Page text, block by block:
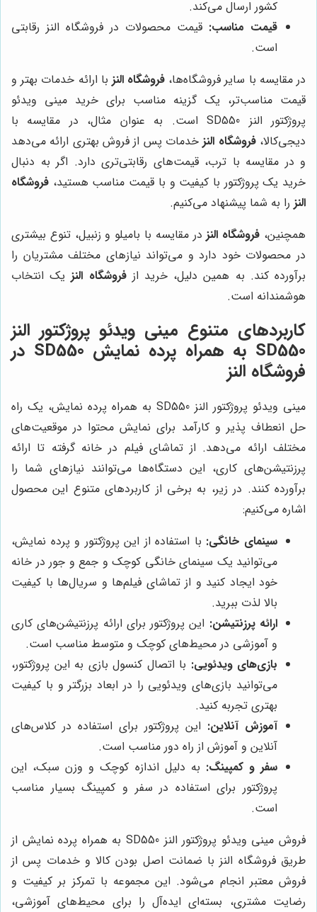
کشور ارسال می‌کند.
قیمت مناسب: قیمت محصولات در فروشگاه النز رقابتی
است.
در مقایسه با سایر فروشگاه‌ها، فروشگاه النز با ارائه خدمات بهتر و
قیمت مناسب‌تر، یک گزینه مناسب برای خرید مینی ویدئو
پروژکتور النز SD550 است. به عنوان مثال، در مقایسه با
دیجی‌کالا،فروشگاه النز خدمات پس از فروش بهتری ارائه می‌دهد
و در مقایسه با ترب، قیمت‌های رقابتی‌تری دارد. اگر به دنبال
خرید یک پروژکتور با کیفیت و با قیمت مناسب هستید، فروشگاه
النز را به شما پیشنهاد می‌کنیم.
همچنین، فروشگاه النز در مقایسه با بامیلو و زنبیل، تنوع بیشتری
در محصولات خود دارد و می‌تواند نیازهای مختلف مشتریان را
برآورده کند. به همین دلیل، خرید ازفروشگاه النز یک انتخاب
هوشمندانه است.
کاربردهای متنوع مینی ویدئو پروژکتور النز
SD550 به همراه پرده نمایش SD550 در
فروشگاه النز
مینی ویدئو پروژکتور النز SD550 به همراه پرده نمایش، یک راه
حل انعطاف پذیر و کارآمد برای نمایش محتوا در موقعیت‌های
مختلف ارائه می‌دهد. از تماشای فیلم در خانه گرفته تا ارائه
پرزنتیشن‌های کاری، این دستگاه‌ها می‌توانند نیازهای شما را
برآورده کنند. در زیر، به برخی از کاربردهای متنوع این محصول
اشاره می‌کنیم:
سینمای خانگی: با استفاده از این پروژکتور و پرده نمایش،
می‌توانید یک سینمای خانگی کوچک و جمع و جور در خانه
خود ایجاد کنید و از تماشای فیلم‌ها و سریال‌ها با کیفیت
بالا لذت ببرید.
ارائه پرزنتیشن: این پروژکتور برای ارائه پرزنتیشن‌های کاری
و آموزشی در محیط‌های کوچک و متوسط مناسب است.
بازی‌های ویدئویی: با اتصال کنسول بازی به این پروژکتور،
می‌توانید بازی‌های ویدئویی را در ابعاد بزرگتر و با کیفیت
بهتری تجربه کنید.
آموزش آنلاین: این پروژکتور برای استفاده در کلاس‌های
آنلاین و آموزش از راه دور مناسب است.
سفر و کمپینگ: به دلیل اندازه کوچک و وزن سبک، این
پروژکتور برای استفاده در سفر و کمپینگ بسیار مناسب
است.
فروش مینی ویدئو پروژکتور النز SD550 به همراه پرده نمایش از
طریق فروشگاه النز با ضمانت اصل بودن کالا و خدمات پس از
فروش معتبر انجام می‌شود. این مجموعه با تمرکز بر کیفیت و
رضایت مشتری، بسته‌ای ایده‌آل را برای محیط‌های آموزشی،